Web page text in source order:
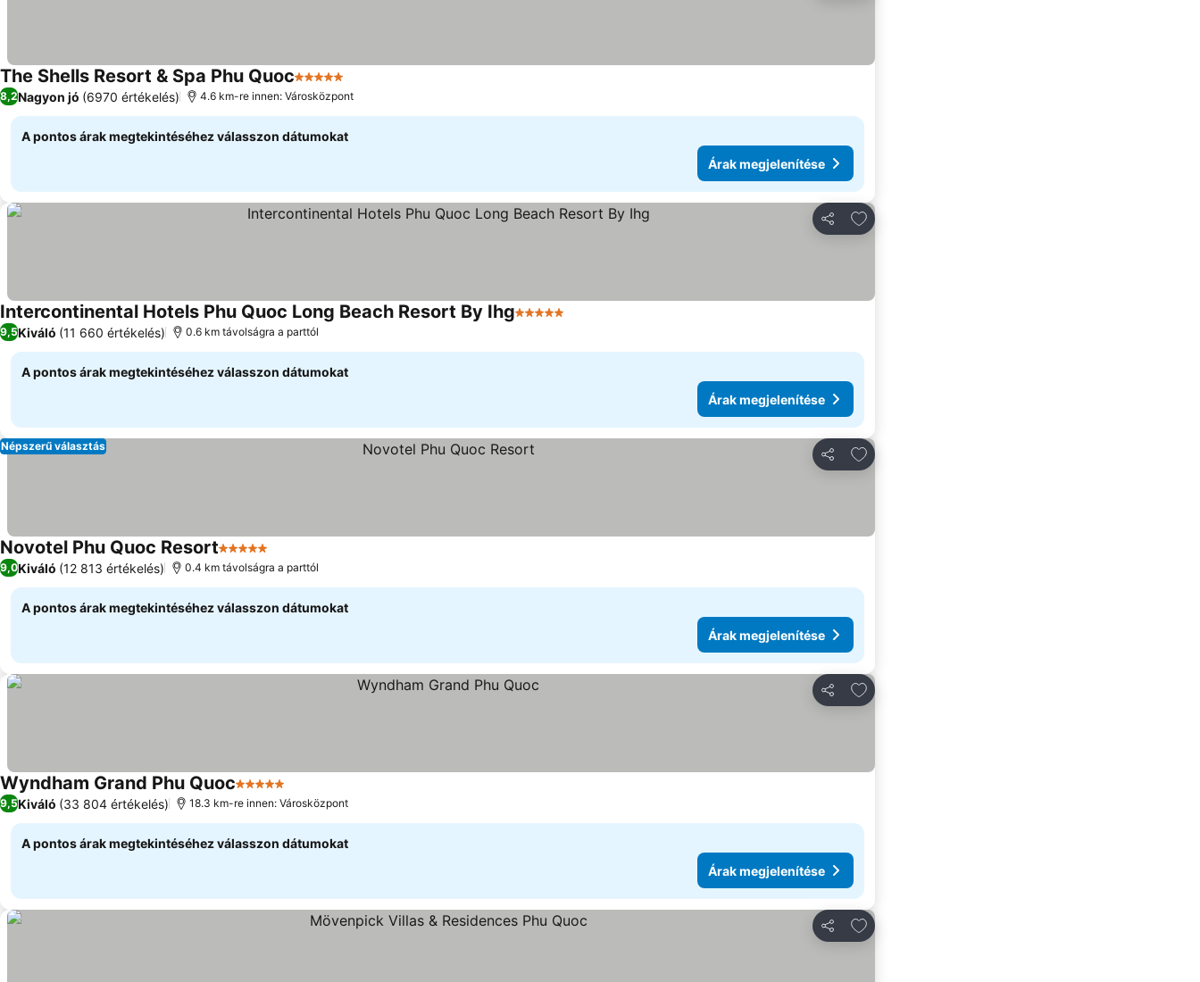
The Shells Resort & Spa Phu Quoc5 Kategória
8,2Nagyon jó (6970 értékelés) 4.6 km-re innen: Városközpont
A pontos árak megtekintéséhez válasszon dátumokat
Árak megjelenítése
Megosztás
Hozzáadás a kedvencekhez
Intercontinental Hotels Phu Quoc Long Beach Resort By Ihg5 Kategória
9,5Kiváló (11 660 értékelés) 0.6 km távolságra a parttól
A pontos árak megtekintéséhez válasszon dátumokat
Árak megjelenítése
Megosztás
Hozzáadás a kedvencekhez
Népszerű választás
Novotel Phu Quoc Resort5 Kategória
9,0Kiváló (12 813 értékelés) 0.4 km távolságra a parttól
A pontos árak megtekintéséhez válasszon dátumokat
Árak megjelenítése
Megosztás
Hozzáadás a kedvencekhez
Wyndham Grand Phu Quoc5 Kategória
9,5Kiváló (33 804 értékelés) 18.3 km-re innen: Városközpont
A pontos árak megtekintéséhez válasszon dátumokat
Árak megjelenítése
Megosztás
Hozzáadás a kedvencekhez